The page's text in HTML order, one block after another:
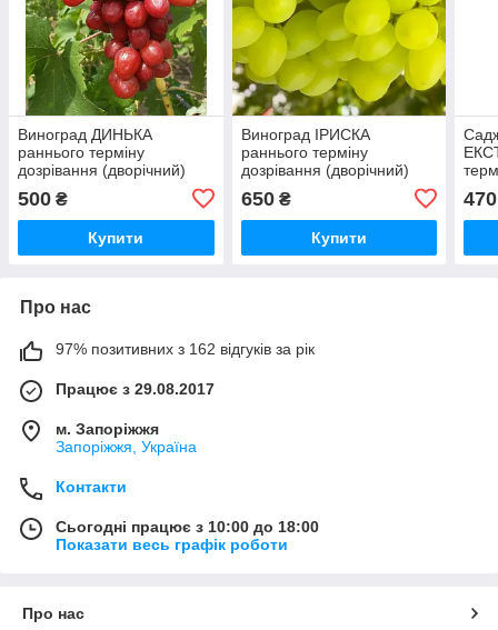
Виноград ДИНЬКА
раннього терміну
дозрівання (дворічний)
500 ₴
Купити
Виноград ІРИСКА
раннього терміну
дозрівання (дворічний)
650₴
Купити
470
Про нас
97% позитивних з 162 відгуків за рік
Працює з 29.08.2017
м. Запоріжжя
Запоріжжя, Україна
Контакти
Сьогодні працює з 10:00 до 18:00
Показати весь графік роботи
Про нас